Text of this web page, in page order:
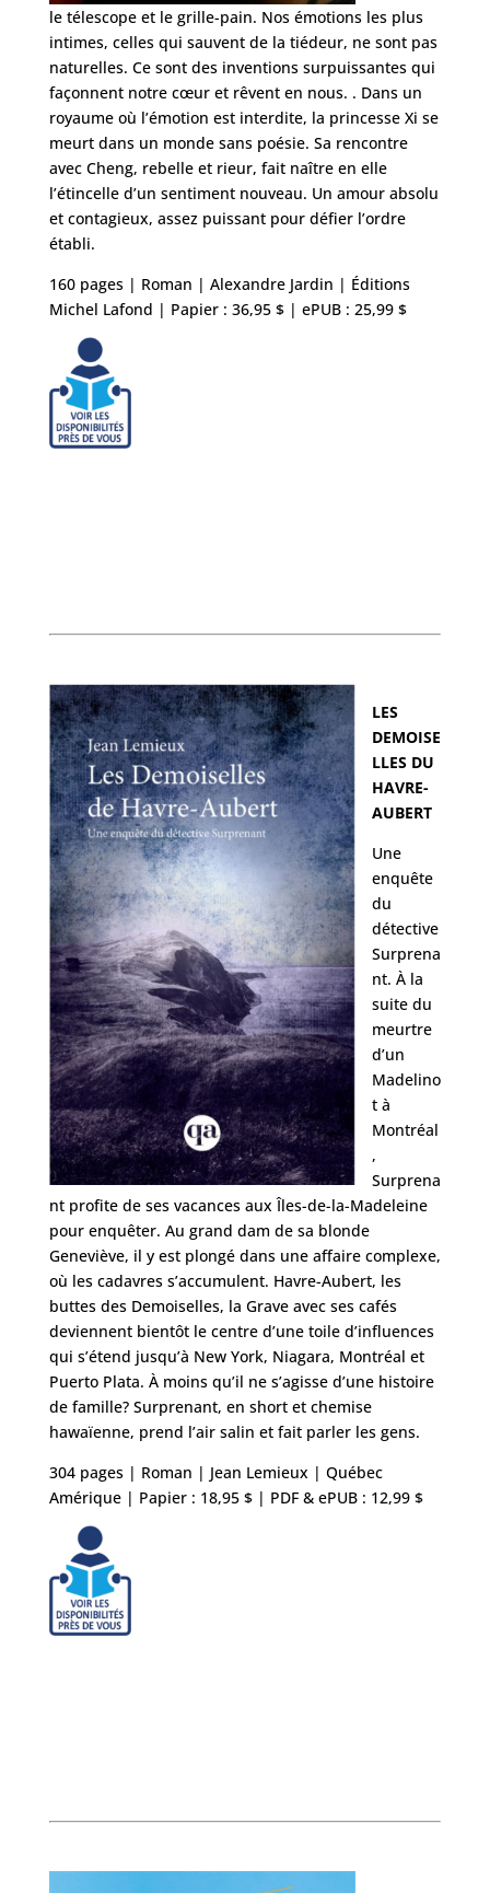
le télescope et le grille-pain. Nos émotions les plus
intimes, celles qui sauvent de la tiédeur, ne sont pas
naturelles. Ce sont des inventions surpuissantes qui
façonnent notre cœur et rêvent en nous. . Dans un
royaume où l’émotion est interdite, la princesse Xi se
meurt dans un monde sans poésie. Sa rencontre
avec Cheng, rebelle et rieur, fait naître en elle
l’étincelle d’un sentiment nouveau. Un amour absolu
et contagieux, assez puissant pour défier l’ordre
établi.
160 pages | Roman | Alexandre Jardin | Éditions
Michel Lafond | Papier : 36,95 $ | ePUB : 25,99 $
LES
DEMOISE
LLES DU
HAVRE-
AUBERT
Une
enquête
du
détective
Surprena
nt. À la
suite du
meurtre
d’un
Madelino
t à
Montréal
,
Surprena
nt profite de ses vacances aux Îles-de-la-Madeleine
pour enquêter. Au grand dam de sa blonde
Geneviève, il y est plongé dans une affaire complexe,
où les cadavres s’accumulent. Havre-Aubert, les
buttes des Demoiselles, la Grave avec ses cafés
deviennent bientôt le centre d’une toile d’influences
qui s’étend jusqu’à New York, Niagara, Montréal et
Puerto Plata. À moins qu’il ne s’agisse d’une histoire
de famille? Surprenant, en short et chemise
hawaïenne, prend l’air salin et fait parler les gens.
304 pages | Roman | Jean Lemieux | Québec
Amérique | Papier : 18,95 $ | PDF & ePUB : 12,99 $